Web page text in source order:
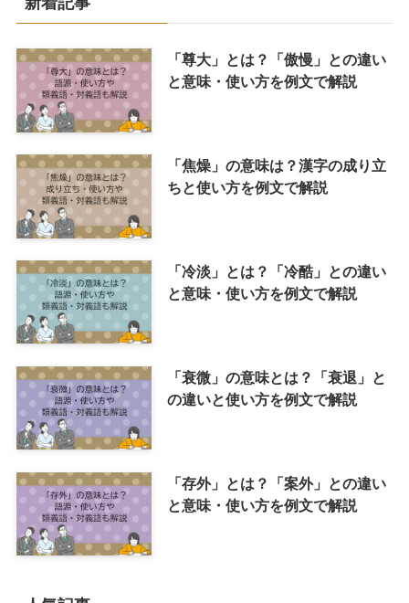
「尊大」とは？「傲慢」との違い
と意味・使い方を例文で解説
「焦燥」の意味は？漢字の成り立
ちと使い方を例文で解説
「冷淡」とは？「冷酷」との違い
と意味・使い方を例文で解説
「衰微」の意味とは？「衰退」と
の違いと使い方を例文で解説
「存外」とは？「案外」との違い
と意味・使い方を例文で解説